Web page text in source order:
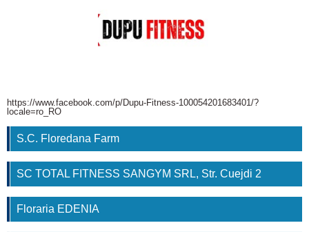
https://www.facebook.com/p/Dupu-Fitness-100054201683401/?
locale=ro_RO
S.C. Floredana Farm
SC TOTAL FITNESS SANGYM SRL, Str. Cuejdi 2
Floraria EDENIA